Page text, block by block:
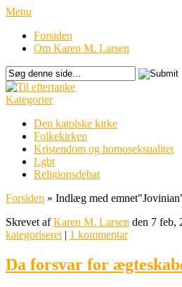
Menu
Forsiden
Om Karen M. Larsen
Kategorier
Den katolske kirke
Folkekirken
Kristendom og homoseksualitet
Lgbt
Religionsdebat
Forsiden » Indlæg med emnet"
Skrevet afKaren M. Larsen den 7 feb,
kategoriseret | 1 kommentar
Da forsvar for